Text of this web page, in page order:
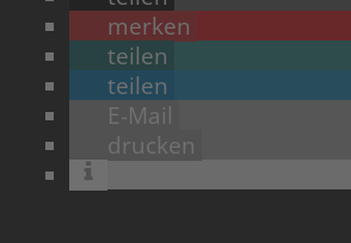
merken
teilen
teilen
E-Mail
drucken